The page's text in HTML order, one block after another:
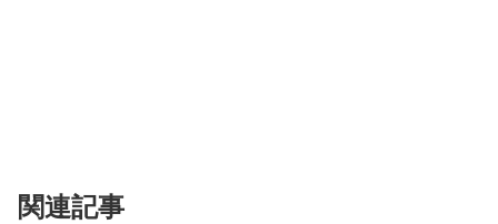
関連記事